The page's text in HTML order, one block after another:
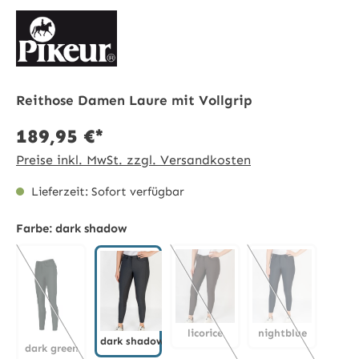
Reithose Damen Laure mit Vollgrip
189,95 €*
Preise inkl. MwSt. zzgl. Versandkosten
Lieferzeit: Sofort verfügbar
Farbe: dark shadow
dark green
dark shadow
licorice nightblue